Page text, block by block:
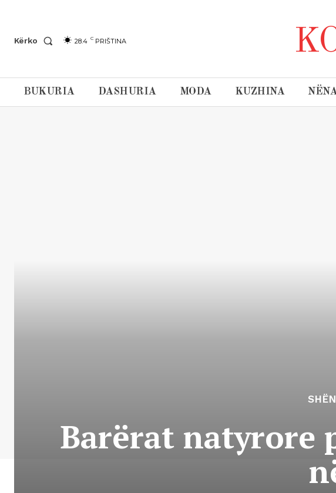
Kërko 28.4 C PRIŠTINA
BUKURIA DASHURIA MODA KUZHINA
Barërat natyrore